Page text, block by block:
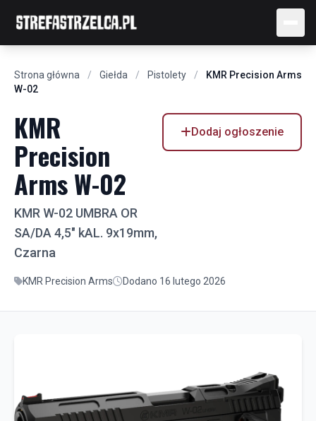
Strona główna / Giełda / Pistolety /
KMR Precision Arms
W-02
KMR
Precision
Arms W-02
KMR W-02 UMBRA OR
SA/DA 4,5" kAL. 9x19mm,
Czarna
Dodaj ogłoszenie
KMR Precision Arms Dodano 16 lutego 2026